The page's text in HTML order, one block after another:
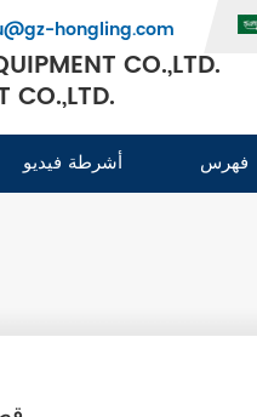
hongling.com
CO.,LTD.
CO.,LTD.
أشرطة فيديو فهرس